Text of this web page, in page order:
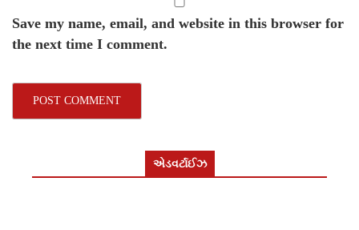
Save my name, email, and website in this browser for
the next time I comment.
એડવર્ટાઈઝ